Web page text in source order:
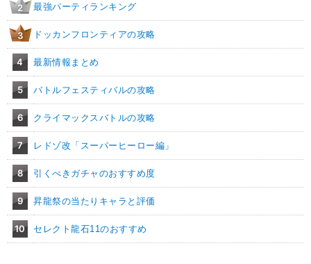
2 最強パーティランキング
3 ドッカンフロンティアの攻略
4 最新情報まとめ
5 バトルフェスティバルの攻略
6 クライマックスバトルの攻略
7 レドゾ改「スーパーヒーロー編」
8 引くべきガチャのおすすめ度
9 昇龍祭の当たりキャラと評価
10 セレクト龍石11のおすすめ